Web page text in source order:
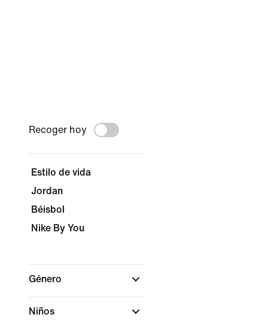
Recoger hoy
Estilo de vida
Jordan
Béisbol
Nike By You
Género
Niños